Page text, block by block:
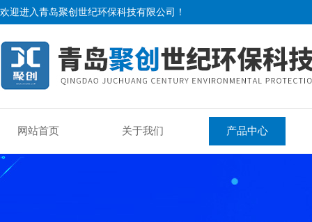
欢迎进入青岛聚创世纪环保科技有限公司！
网站首页 关于我们 产品中心